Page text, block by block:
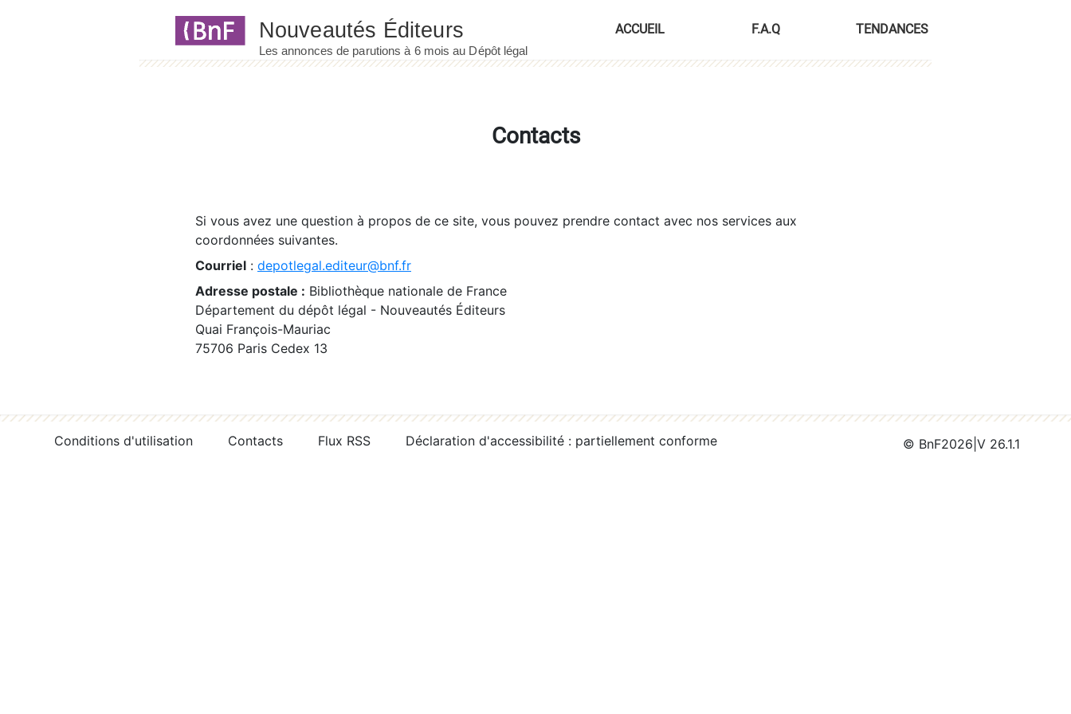
ACCUEIL F.A.Q TENDANCES
Contacts
Si vous avez une question à propos de ce site, vous pouvez prendre contact avec nos services aux
coordonnées suivantes.
Courriel : depotlegal.editeur@bnf.fr
Adresse postale : Bibliothèque nationale de France
Département du dépôt légal - Nouveautés Éditeurs
Quai François-Mauriac
75706 Paris Cedex 13
Conditions d'utilisation Contacts Flux RSS Déclaration d'accessibilité : partiellement conforme © BnF2026 V 26.1.1